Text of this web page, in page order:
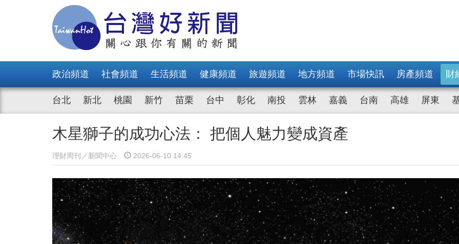
政治頻道 社會頻道 生活頻道 健康頻道 旅遊頻道 地方頻道 市場快訊 房產頻道 財
台北 新北 桃園 新竹 苗栗 台中 彰化 南投 雲林 嘉義 台南 高雄 屏東
木星獅子的成功心法： 把個人魅力變成資產
理財周刊／新聞中心 2026-06-10 14:45